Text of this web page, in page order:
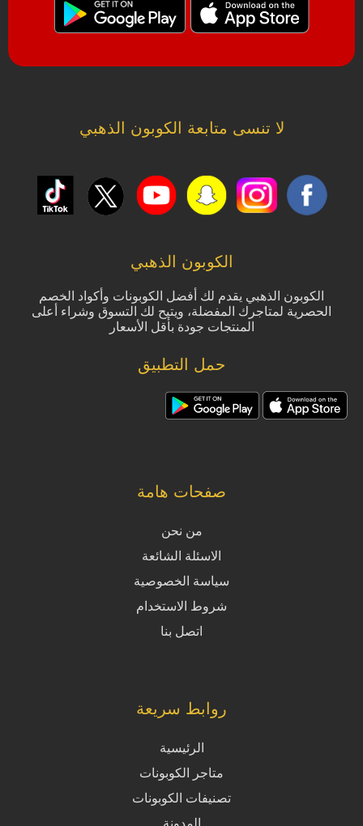
لا تنسى متابعة الكوبون الذهبي
الكوبون الذهبي
الكوبون الذهبي يقدم لك أفضل الكوبونات وأكواد الخصم
الحصرية لمتاجرك المفضلة، ويتيح لك التسوق وشراء أعلى
المنتجات جودة بأقل الأسعار
حمل التطبيق
صفحات هامة
من نحن
الاسئلة الشائعة
سياسة الخصوصية
شروط الاستخدام
اتصل بنا
روابط سريعة
الرئيسية
متاجر الكوبونات
تصنيفات الكوبونات